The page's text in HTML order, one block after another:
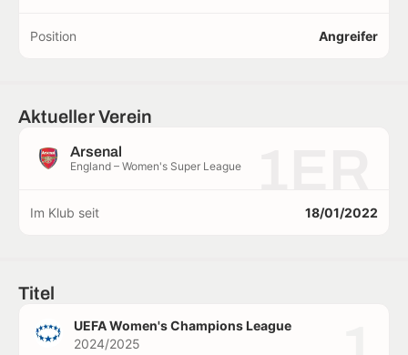
Position Angreifer
Aktueller Verein
Arsenal
England – Women's Super League
Im Klub seit 18/01/2022
Titel
UEFA Women's Champions League
2024/2025